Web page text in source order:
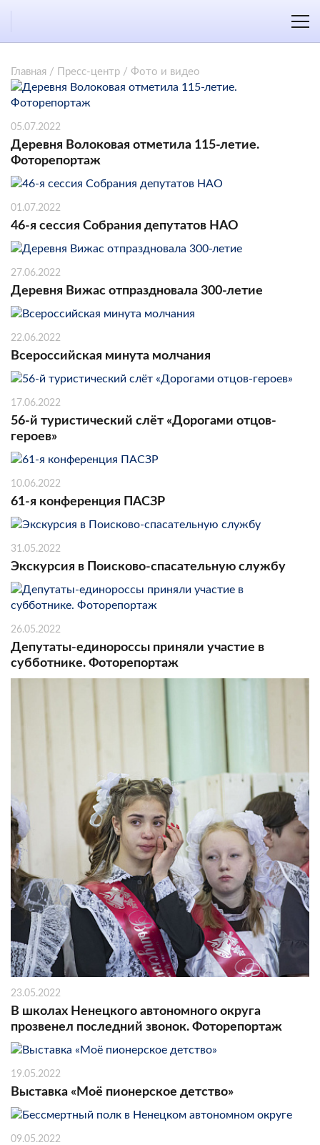
Главная / Пресс-центр / Фото и видео
05.07.2022
Деревня Волоковая отметила 115-летие.
Фоторепортаж
01.07.2022
46-я сессия Собрания депутатов НАО
27.06.2022
Деревня Вижас отпраздновала 300-летие
22.06.2022
Всероссийская минута молчания
17.06.2022
56-й туристический слёт «Дорогами отцов-
героев»
10.06.2022
61-я конференция ПАСЗР
31.05.2022
Экскурсия в Поисково-спасательную службу
26.05.2022
Депутаты-единороссы приняли участие в
субботнике. Фоторепортаж
23.05.2022
В школах Ненецкого автономного округа
прозвенел последний звонок. Фоторепортаж
19.05.2022
Выставка «Моё пионерское детство»
09.05.2022